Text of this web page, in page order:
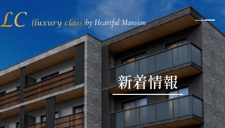
by Heartful Mansion
メ
ニ
ュ
ー
ボ
タ
ン
新着情報